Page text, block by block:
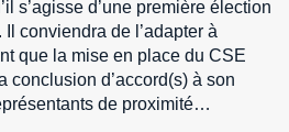
s’agisse d’une première élection
conviendra de l’adapter à
que la mise en place du CSE
conclusion d’accord(s) à son
de proximité